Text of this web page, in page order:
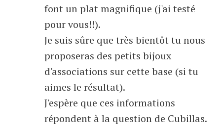
font un plat magnifique (j'ai testé
pour vous!!).
Je suis sûre que très bientôt tu nous
proposeras des petits bijoux
d'associations sur cette base (si tu
aimes le résultat).
J'espère que ces informations
répondent à la question de Cubillas.